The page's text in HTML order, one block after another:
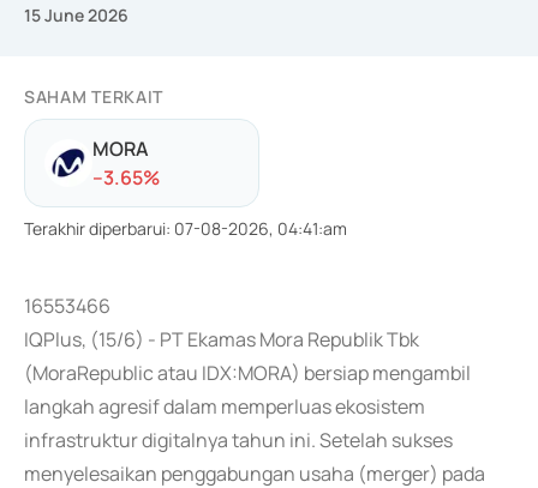
15 June 2026
SAHAM TERKAIT
MORA
--3.65%
Terakhir diperbarui: 07-08-2026, 04:41:am
16553466
IQPlus, (15/6) - PT Ekamas Mora Republik Tbk
(MoraRepublic atau IDX:MORA) bersiap mengambil
langkah agresif dalam memperluas ekosistem
infrastruktur digitalnya tahun ini. Setelah sukses
menyelesaikan penggabungan usaha (merger) pada